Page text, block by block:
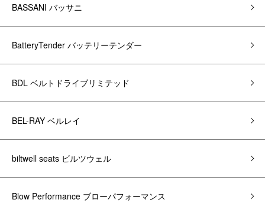
BASSANI バッサニ
BatteryTender バッテリーテンダー
BDL ベルトドライブリミテッド
BEL-RAY ベルレイ
biltwell seats ビルツウェル
Blow Performance ブローパフォーマンス